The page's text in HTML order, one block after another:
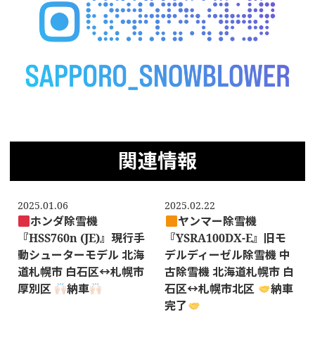
関連情報
2025.01.06
ホンダ除雪機
『HSS760n (JE)』現行手
動シューターモデル 北海
道札幌市 白石区↔️札幌市
厚別区
納車
2025.02.22
ヤンマー除雪機
『YSRA100DX-E』旧モ
デルディーゼル除雪機 中
古除雪機 北海道札幌市 白
石区↔️札幌市北区
納車
完了